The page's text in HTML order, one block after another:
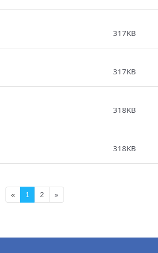
317KB
317KB
318KB
318KB
« 1 2 »